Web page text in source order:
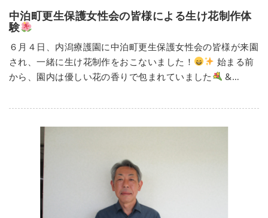
中泊町更生保護女性会の皆様による生け花制作体
験
６月４日、内潟療護園に中泊町更生保護女性会の皆様が来園
され、一緒に生け花制作をおこないました！
始まる前
から、園内は優しい花の香りで包まれていました
&…